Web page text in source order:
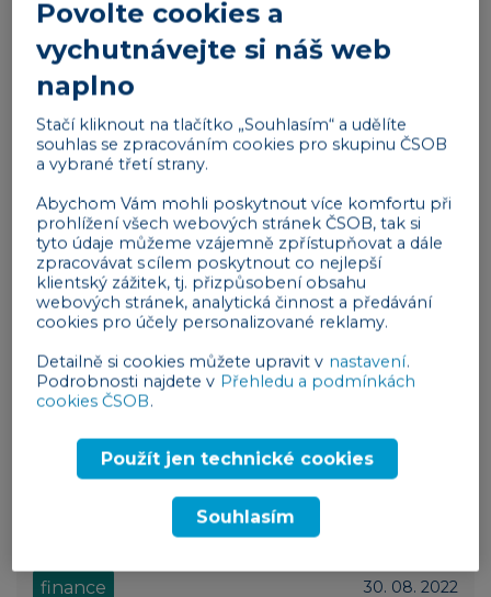
5 min
Velký přehled: Jak získat peníze na
rozjezd podnikání
finance 09. 09. 2025
4 min
Jak odprezentovat svůj podnikatelský
nápad investorům?
finance 30. 08. 2022
Povolte cookies a
vychutnávejte si náš web
naplno
Stačí kliknout na tlačítko „Souhlasím“ a udělíte
souhlas se zpracováním cookies pro skupinu ČSOB
a vybrané třetí strany.
Abychom Vám mohli poskytnout více komfortu při
prohlížení všech webových stránek ČSOB, tak si
tyto údaje můžeme vzájemně zpřístupňovat a dále
zpracovávat s cílem poskytnout co nejlepší
klientský zážitek, tj. přizpůsobení obsahu
webových stránek, analytická činnost a předávání
cookies pro účely personalizované reklamy.
Detailně si cookies můžete upravit v nastavení.
Podrobnosti najdete v Přehledu a podmínkách
cookies ČSOB.
Použít jen technické cookies
Souhlasím